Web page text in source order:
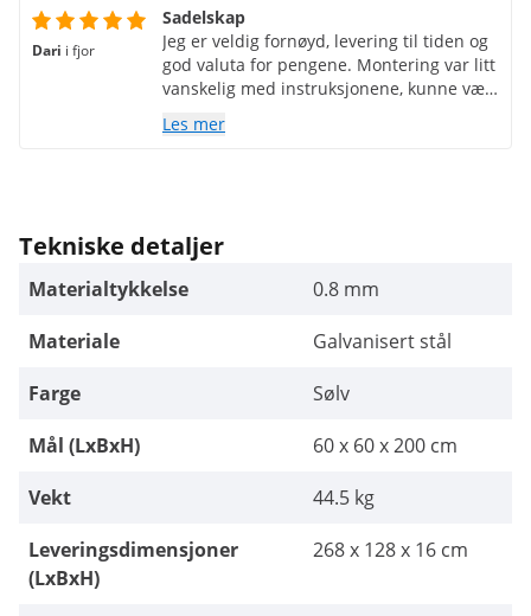
Dari i fjor
Sadelskap
Jeg er veldig fornøyd, levering til tiden og
god valuta for pengene. Montering var litt
vanskelig med instruksjonene, kunne vært
Les mer
Tekniske detaljer
Materialtykkelse
0.8 mm
Materiale
Galvanisert stål
Farge
Sølv
Mål (LxBxH)
60 x 60 x 200 cm
Vekt
44.5 kg
Leveringsdimensjoner
(LxBxH)
268 x 128 x 16 cm